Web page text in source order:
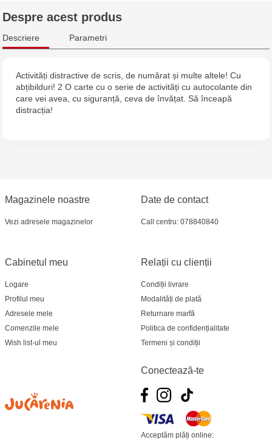
Multistore Centru - bd. Cantemir, 6
Jucărenia Cahul - str. Ștefan cel Mare, 29А
Multistore Telecentru - str. N. Testemițanu
Despre acest produs
Descriere Parametri
Activități distractive de scris, de numărat și multe altele! Cu
abțibilduri! 2 O carte cu o serie de activități cu autocolante din
care vei avea, cu siguranță, ceva de învățat. Să înceapă
distracția!
Magazinele noastre
Vezi adresele magazinelor
Relații cu clienții
Condiții livrare
Modalități de plată
Returnare marfă
Politica de confidențialitate
Termeni și condiții
Cabinetul meu
Logare
Profilul meu
Adresele mele
Comenzile mele
Wish list-ul meu
Date de contact
Call centru: 078840840
Conectează-te
Acceptăm plăți online: